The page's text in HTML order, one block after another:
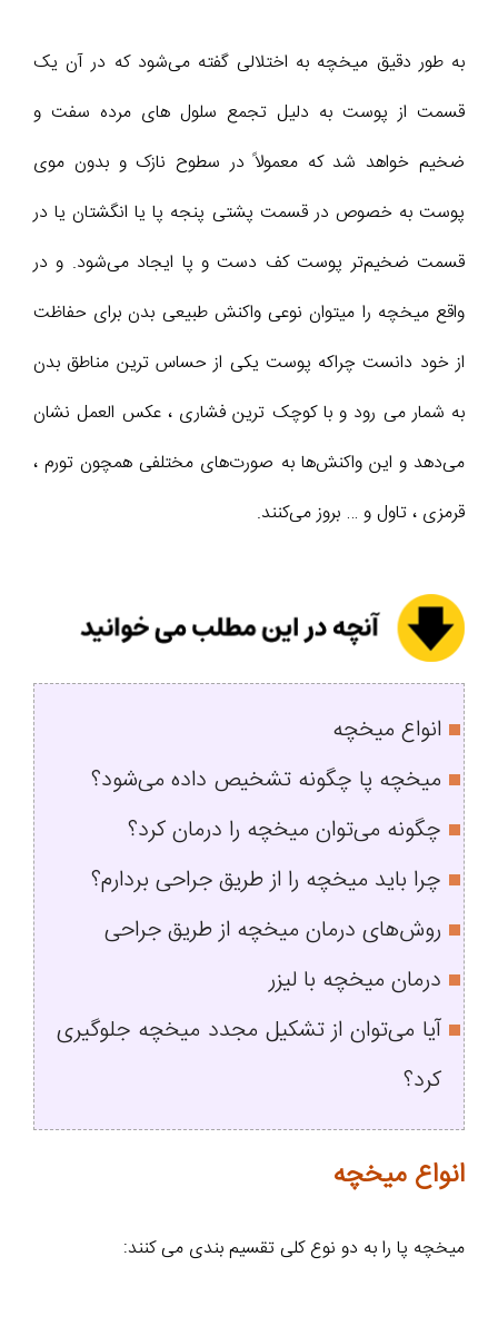
به طور دقیق میخچه به اختلالی گفته می‌شود که در آن یک
قسمت از پوست به دلیل تجمع سلول های مرده سفت و
ضخیم خواهد شد که معمولاً در سطوح نازک و بدون موی
پوست به خصوص در قسمت پشتی پنجه پا یا انگشتان یا در
قسمت ضخیم‌تر پوست کف دست و پا ایجاد می‌شود. و در
واقع میخچه را میتوان نوعی واکنش طبیعی بدن برای حفاظت
از خود دانست چراکه پوست یکی از حساس ‌ترین مناطق بدن
به شمار می‌ رود و با کوچک ترین فشاری ، عکس ‌العمل نشان
می‌دهد و این واکنش‌ها به صورت‌های مختلفی همچون تورم ،
قرمزی ، تاول و … بروز می‌کنند.
انواع میخچه
میخچه پا چگونه تشخیص داده می‌شود؟
چگونه می‌توان میخچه را درمان کرد؟
چرا باید میخچه را از طریق جراحی بردارم؟
روش‌های درمان میخچه از طریق جراحی
درمان میخچه با لیزر
آیا می‌توان از تشکیل مجدد میخچه جلوگیری
کرد؟
انواع میخچه
میخچه پا را به دو نوع کلی تقسیم بندی می کنند: